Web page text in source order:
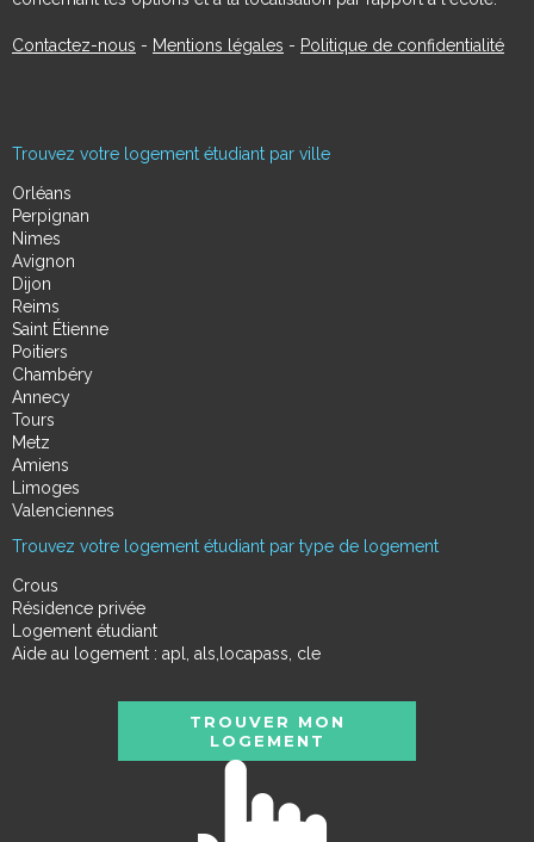
Contactez-nous - Mentions légales - Politique de confidentialité
Trouvez votre logement étudiant par ville
Orléans
Perpignan
Nimes
Avignon
Dijon
Reims
Saint Étienne
Poitiers
Chambéry
Annecy
Tours
Metz
Amiens
Limoges
Valenciennes
Trouvez votre logement étudiant par type de logement
Crous
Résidence privée
Logement étudiant
Aide au logement : apl, als,locapass, cle
TROUVER MON
LOGEMENT